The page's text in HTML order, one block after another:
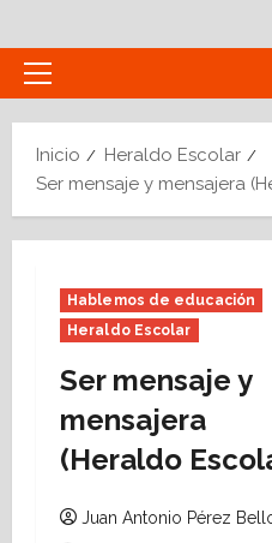
al
contenido
Menú
Inicio
Heraldo Escolar
Ser mensaje y mensajera
Hablemos de educación
Heraldo Escolar
Ser mensaje y
mensajera
(Heraldo
Juan Antonio Pérez